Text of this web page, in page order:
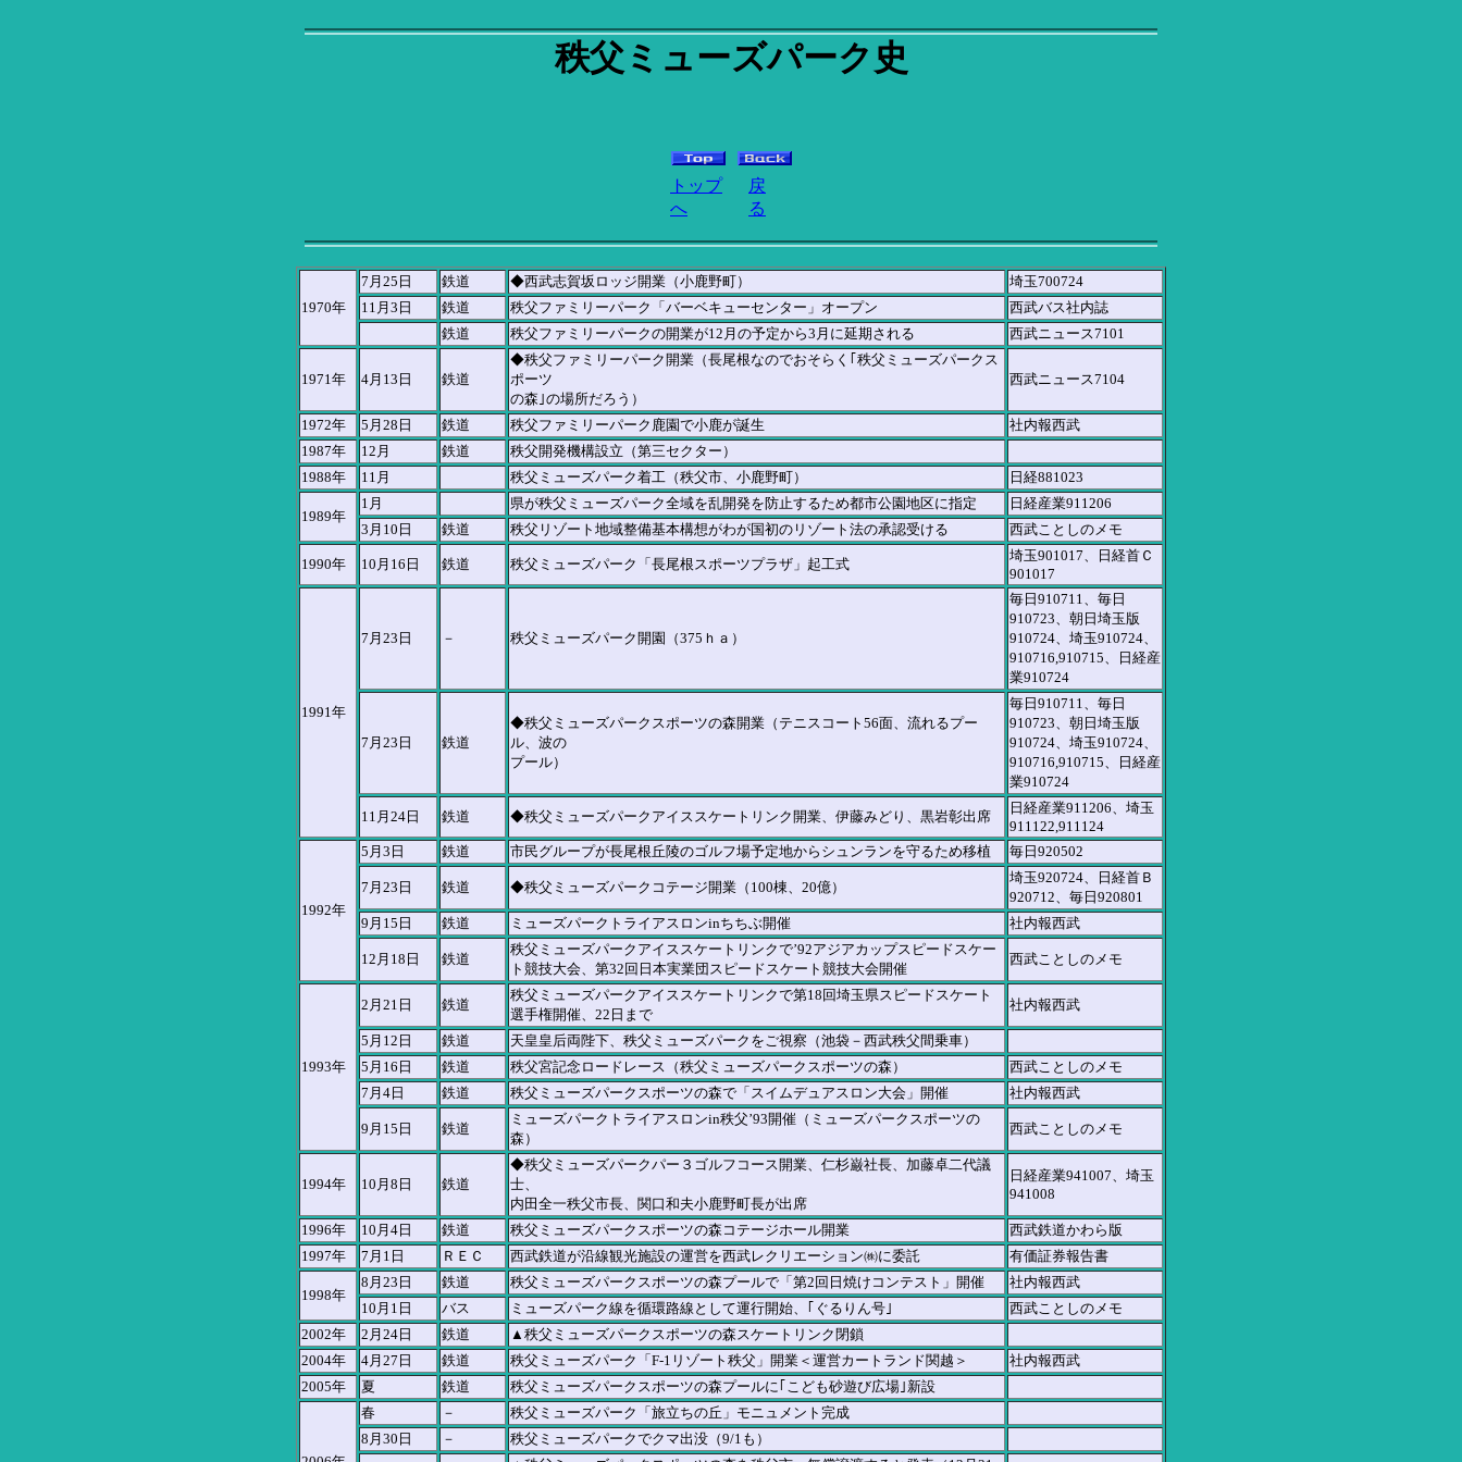
秩父ミューズパーク史
トップ
へ
戻
る
1970年
7月25日 鉄道 ◆西武志賀坂ロッジ開業（小鹿野町）
埼玉700724
11月3日
鉄道 秩父ファミリーパーク「バーベキューセンター」オープン
西武バス社内誌
鉄道
秩父ファミリーパークの開業が12月の予定から3月に延期される 西武ニュース7101
1971年 4月13日 鉄道
◆秩父ファミリーパーク開業（長尾根なのでおそらく｢秩父ミューズパークス
ポーツ
の森｣の場所だろう）
西武ニュース7104
1972年 5月28日 鉄道 秩父ファミリーパーク鹿園で小鹿が誕生
社内報西武
1987年
12月 鉄道
秩父開発機構設立（第三セクター）
1988年
11月 秩父ミューズパーク着工（秩父市、小鹿野町） 日経881023
1989年
1月 県が秩父ミューズパーク全域を乱開発を防止するため都市公園地区に指定
日経産業911206
3月10日
鉄道 秩父リゾート地域整備基本構想がわが国初のリゾート法の承認受ける 西武ことしのメモ
1990年 10月16日 鉄道 秩父ミューズパーク「長尾根スポーツプラザ」起工式
埼玉901017、日経首Ｃ
901017
1991年
7月23日 － 秩父ミューズパーク開園（375ｈａ）
毎日910711、毎日
910723、朝日埼玉版
910724、埼玉910724、
910716,910715、日経産
業910724
7月23日 鉄道
◆秩父ミューズパークスポーツの森開業（テニスコート56面、流れるプー
ル、波の
プール）
毎日910711、毎日
910723、朝日埼玉版
910724、埼玉910724、
910716,910715、日経産
業910724
11月24日 鉄道 ◆秩父ミューズパークアイススケートリンク開業、伊藤みどり、黒岩彰出席
日経産業911206、埼玉
911122,911124
1992年
5月3日 鉄道 市民グループが長尾根丘陵のゴルフ場予定地からシュンランを守るため移植 毎日920502
7月23日 鉄道 ◆秩父ミューズパークコテージ開業（100棟、20億）
埼玉920724、日経首Ｂ
920712、毎日920801
9月15日
鉄道 ミューズパークトライアスロンinちちぶ開催 社内報西武
12月18日 鉄道
秩父ミューズパークアイススケートリンクで’92アジアカップスピードスケー
ト競技大会、第32回日本実業団スピードスケート競技大会開催
西武ことしのメモ
1993年
2月21日 鉄道
秩父ミューズパークアイススケートリンクで第18回埼玉県スピードスケート
選手権開催、22日まで
社内報西武
5月12日 鉄道
天皇皇后両陛下、秩父ミューズパークをご視察（池袋－西武秩父間乗車）
5月16日
鉄道 秩父宮記念ロードレース（秩父ミューズパークスポーツの森）
西武ことしのメモ
7月4日
鉄道 秩父ミューズパークスポーツの森で「スイムデュアスロン大会」開催 社内報西武
9月15日 鉄道
ミューズパークトライアスロンin秩父’93開催（ミューズパークスポーツの
森）
西武ことしのメモ
1994年 10月8日 鉄道
◆秩父ミューズパークパー３ゴルフコース開業、仁杉巌社長、加藤卓二代議
士、
内田全一秩父市長、関口和夫小鹿野町長が出席
日経産業941007、埼玉
941008
1996年 10月4日 鉄道 秩父ミューズパークスポーツの森コテージホール開業
西武鉄道かわら版
1997年
7月1日 ＲＥＣ 西武鉄道が沿線観光施設の運営を西武レクリエーション㈱に委託 有価証券報告書
1998年
8月23日 鉄道 秩父ミューズパークスポーツの森プールで「第2回日焼けコンテスト」開催
社内報西武
10月1日
バス ミューズパーク線を循環路線として運行開始、｢ぐるりん号｣
西武ことしのメモ
2002年
2月24日 鉄道
▲秩父ミューズパークスポーツの森スケートリンク閉鎖
2004年
4月27日 鉄道 秩父ミューズパーク「F-1リゾート秩父」開業＜運営カートランド関越＞
社内報西武
2005年
夏 鉄道 秩父ミューズパークスポーツの森プールに｢こども砂遊び広場｣新設
春 －
秩父ミューズパーク「旅立ちの丘」モニュメント完成
8月30日
－
秩父ミューズパークでクマ出没（9/1も）